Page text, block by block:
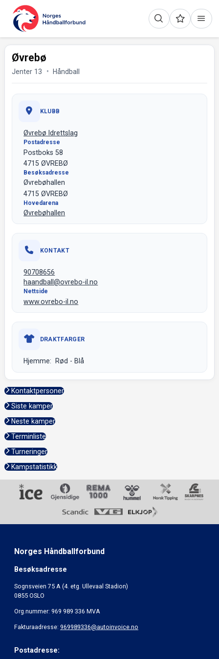
Øvrebø
Jenter 13 Håndball
KLUBB
Øvrebø Idrettslag
Postadresse
Postboks 58
4715 ØVREBØ
Besøksadresse
Øvrebøhallen
4715 ØVREBØ
Hovedarena
Øvrebøhallen
KONTAKT
90708656
haandball@ovrebo-il.no
Nettside
www.ovrebo-il.no
DRAKTFARGER
Hjemme: Rød - Blå
Kontaktpersoner
Siste kamper
Neste kamper
Terminliste
Turneringer
Kampstatistikk
Norges Håndballforbund
Besøksadresse
Sognsveien 75 A (4. etg. Ullevaal Stadion)
0855 OSLO
Org.nummer: 969 989 336 MVA
Fakturaadresse: 969989336@autoinvoice.no
Postadresse: